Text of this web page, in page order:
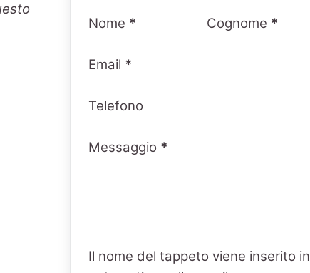
Nome * Cognome *
Email *
Telefono
Messaggio *
Il nome del tappeto viene inserito in